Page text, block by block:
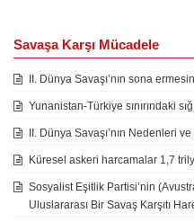
Savaşa Karşı Mücadele
II. Dünya Savaşı’nın sona
Yunanistan-Türkiye sınırındaki
II. Dünya Savaşı’nın Nedenleri
Küresel askeri harcamalar 1,7
Sosyalist Eşitlik Partisi’nin
Uluslararası Bir Savaş Karşıtı